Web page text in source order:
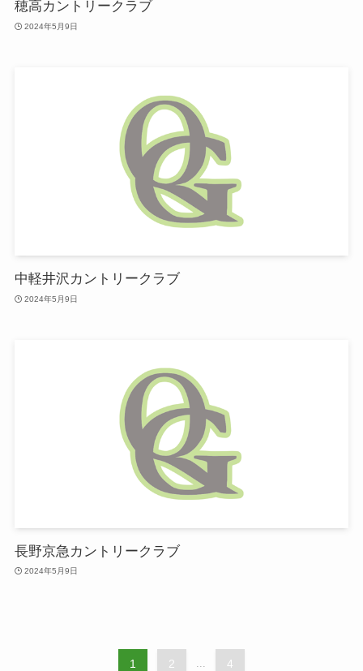
穂高カントリークラブ
2024年5月9日
中軽井沢カントリークラブ
2024年5月9日
長野京急カントリークラブ
2024年5月9日
1 2 4